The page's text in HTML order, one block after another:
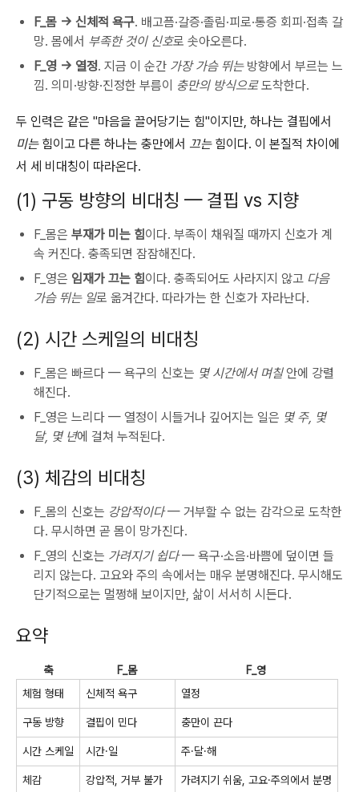
F_몸 → 신체적 욕구. 배고픔·갈증·졸림·피로·통증 회피·접촉 갈
망. 몸에서 부족한 것이 신호로 솟아오른다.
F_영 → 열정. 지금 이 순간 가장 가슴 뛰는방향에서 부르는 느
낌. 의미·방향·진정한 부름이
충만의 방식으로도착한다.
두 인력은 같은 "마음을 끌어당기는 힘"이지만, 하나는 결핍에서
미는힘이고 다른 하나는 충만에서 끄는힘이다. 이 본질적 차이에
서 세 비대칭이 따라온다.
(1) 구동 방향의 비대칭 — 결핍 vs 지향
F_몸은 부재가 미는 힘이다. 부족이 채워질 때까지 신호가 계
속 커진다. 충족되면 잠잠해진다.
F_영은 임재가 끄는 힘이다. 충족되어도 사라지지 않고 다음
가슴 뛰는 일로 옮겨간다. 따라가는 한 신호가 자라난다.
(2) 시간 스케일의 비대칭
F_몸은 빠르다 — 욕구의 신호는 몇 시간에서 며칠안에 강렬
해진다.
F_영은 느리다 — 열정이 시들거나 깊어지는 일은 몇 주, 몇
달, 몇 년에 걸쳐 누적된다.
(3) 체감의 비대칭
F_몸의 신호는 강압적이다— 거부할 수 없는 감각으로 도착한
다. 무시하면 곧 몸이 망가진다.
F_영의 신호는 가려지기 쉽다— 욕구·소음·바쁨에 덮이면 들
리지 않는다. 고요와 주의 속에서는 매우 분명해진다. 무시해도
단기적으로는 멀쩡해 보이지만, 삶이 서서히 시든다.
요약
축 F_몸
F_영
체험 형태
신체적 욕구 열정
구동 방향 결핍이 민다 충만이 끈다
시간 스케일 시간·일 주·달·해
체감 강압적, 거부 불가 가려지기 쉬움, 고요·주의에서 분명